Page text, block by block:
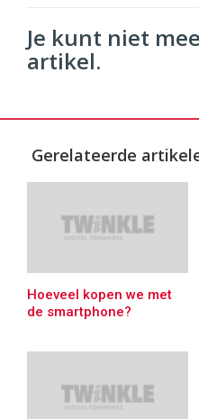
Je kunt niet
artikel.
Gerelateerde
Hoeveel kopen we met
de smartphone?